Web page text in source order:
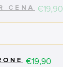
CENA Price
€19,90
Price
€19,90